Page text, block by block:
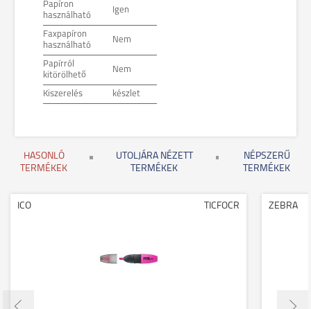
Papíron
használható
Igen
Faxpapíron
használható
Nem
Papírról
kitörölhető
Nem
Kiszerelés készlet
HASONLÓ
TERMÉKEK
UTOLJÁRA NÉZETT
TERMÉKEK
NÉPSZERŰ
TERMÉKEK
ICO TICFOCR ZEBRA